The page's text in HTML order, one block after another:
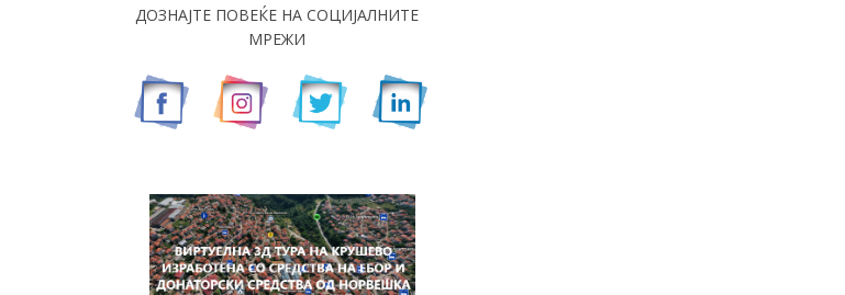
ДОЗНАЈТЕ ПОВЕЌЕ НА СОЦИЈАЛНИТЕ
МРЕЖИ